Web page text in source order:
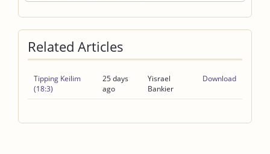
Related Articles
Tipping Keilim
(18:3)
25 days
ago
Yisrael
Bankier
Download